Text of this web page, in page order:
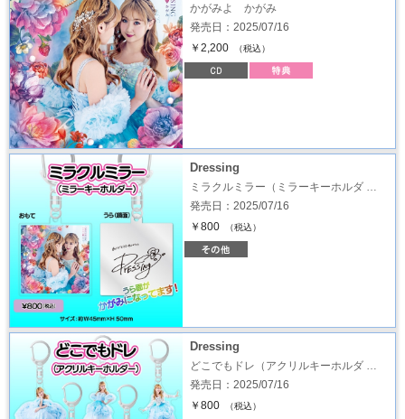
かがみよ かがみ
発売日：2025/07/16
￥2,200
（税込）
Dressing
ミラクルミラー（ミラーキーホルダ …
発売日：2025/07/16
￥800
（税込）
Dressing
どこでもドレ（アクリルキーホルダ …
発売日：2025/07/16
￥800
（税込）